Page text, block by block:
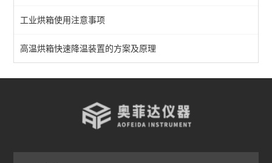
高温烘箱
真空烘箱
工业烘箱使用注意事项
高温烘箱快速降温装置的方案及原理